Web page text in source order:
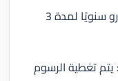
: 12,300 يورو سنويًا لمدة 3
: يتم تغطية الرسوم